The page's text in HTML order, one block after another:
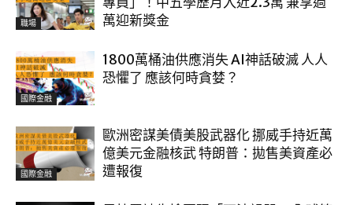
職場
萬迎新獎金
國際金融
1800萬桶油供應消失 AI神話破滅 人人
恐懼了 應該何時貪婪？
國際金融
歐洲密謀美債美股武器化 挪威手持近萬
億美元金融核武 特朗普：拋售美資產必
遭報復